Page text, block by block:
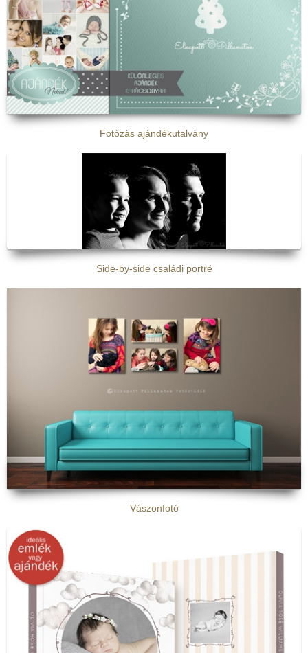
Születésnapi fotózás [2]
Karácsonyi fotózás [20]
Nyuszis fotózás [1]
Kapcsolat
Fotózás ajándékutalvány
Side-by-side családi portré
Vászonfotó